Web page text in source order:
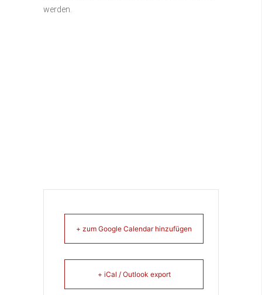
werden.
+ zum Google Calendar hinzufügen
+ iCal / Outlook export